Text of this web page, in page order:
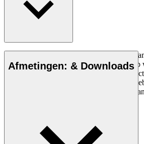
De broodplankjes van Børge Mogensen
klassiek, eenvoudig en praktisch
mooi. Prachtig bewerkt eiken dat is
meubelproductie, wat helpt om optimaal
grondstoffen. Zie ook de houten borden
Afmetingen: & Downloads